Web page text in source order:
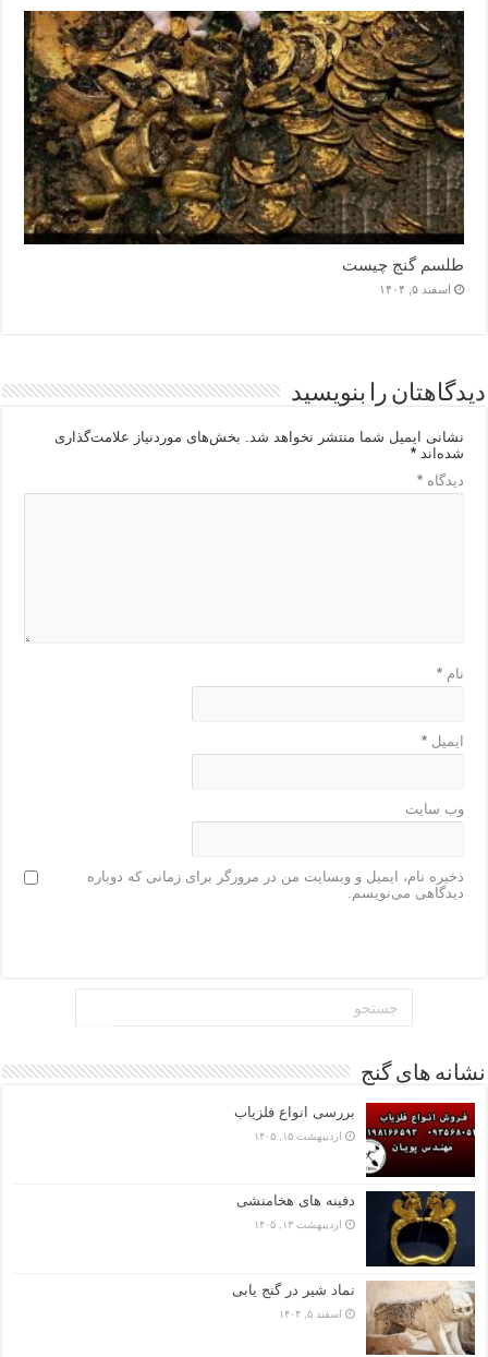
طلسم گنج چیست
اسفند ۵, ۱۴۰۴
دیدگاهتان را بنویسید
نشانی ایمیل شما منتشر نخواهد شد. بخش‌های موردنیاز علامت‌گذاری
شده‌اند*
دیدگاه*
نام*
ایمیل*
وب‌ سایت
ذخیره نام، ایمیل و وبسایت من در مرورگر برای زمانی که دوباره
دیدگاهی می‌نویسم.
نشانه های گنج
بررسی انواع فلزیاب
اردیبهشت ۱۵, ۱۴۰۵
دفینه های هخامنشی
اردیبهشت ۱۳, ۱۴۰۵
نماد شیر در گنج یابی
اسفند ۵, ۱۴۰۴